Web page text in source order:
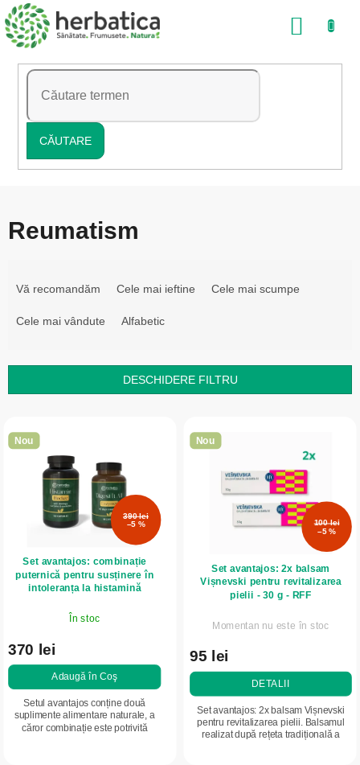
Treci
la
conținut
CĂUTARE
COŞ
Reumatism
e
a
e
u
l
u
i
Vă recomandăm Cele mai ieftine Cele mai scumpe
Cele mai vândute Alfabetic
DESCHIDERE FILTRU
i
o
e
Nou
390 lei
–5 %
Set avantajos: combinație
puternică pentru susținere în
intoleranța la histamină
În stoc
370 lei
Adaugă în Coş
Setul avantajos conține două
suplimente alimentare naturale, a
căror combinație este potrivită
Nou
100 lei
–5 %
Set avantajos: 2x balsam
Vișnevski pentru revitalizarea
pielii - 30 g - RFF
Momentan nu este în stoc
95 lei
DETALII
Set avantajos: 2x balsam Vișnevski
pentru revitalizarea pielii. Balsamul
realizat după rețeta tradițională a